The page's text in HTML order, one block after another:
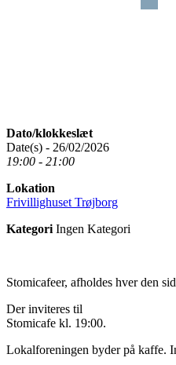
Dato/klokkeslæt
Date(s) - 26/02/2026
19:00 - 21:00
Lokation
Frivillighuset Trøjborg
Kategori Ingen Kategori
Stomicafeer, afholdes hver den
Der inviteres til
Stomicafe kl. 19:00.
Lokalforeningen byder på kaffe.